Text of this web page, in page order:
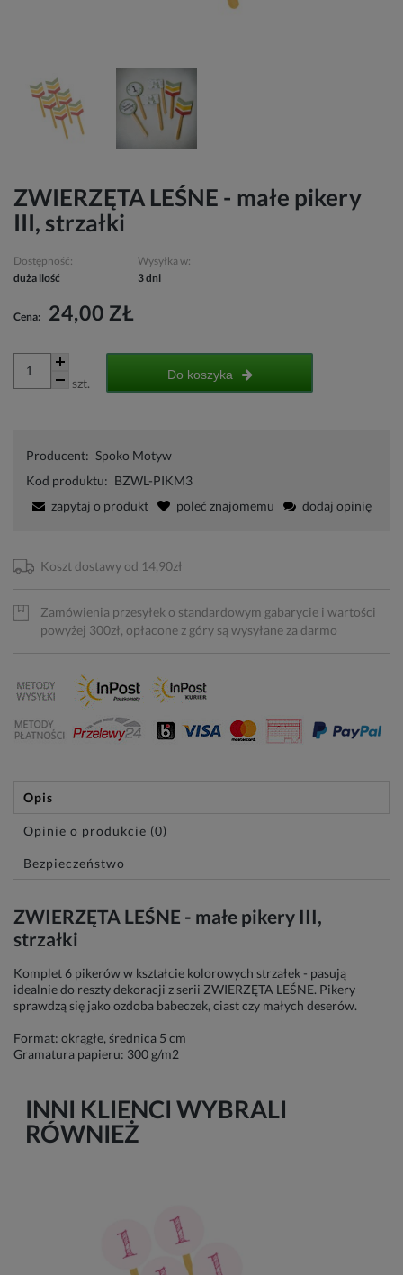
ZWIERZĘTA LEŚNE - małe pikery
III, strzałki
Dostępność:
duża ilość
Wysyłka w:
3 dni
Cena: 24,00 ZŁ
szt.
Do koszyka
Producent: Spoko Motyw
Kod produktu: BZWL-PIKM3
zapytaj o produkt
poleć znajomemu dodaj opinię
Koszt dostawy od 14,90zł
Zamówienia przesyłek o standardowym gabarycie i wartości
powyżej 300zł, opłacone z góry są wysyłane za darmo
Opis
Opinie o produkcie (0)
Bezpieczeństwo
ZWIERZĘTA LEŚNE - małe pikery III,
strzałki
Komplet 6 pikerów w kształcie kolorowych strzałek - pasują
idealnie do reszty dekoracji z serii ZWIERZĘTA LEŚNE. Pikery
sprawdzą się jako ozdoba babeczek, ciast czy małych deserów.
Format: okrągłe, średnica 5 cm
Gramatura papieru: 300 g/m2
INNI KLIENCI WYBRALI
RÓWNIEŻ